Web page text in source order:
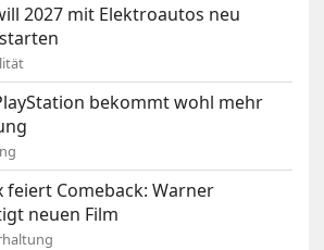
2027 mit Elektroautos neu
bekommt wohl mehr
feiert Comeback: Warner
neuen Film